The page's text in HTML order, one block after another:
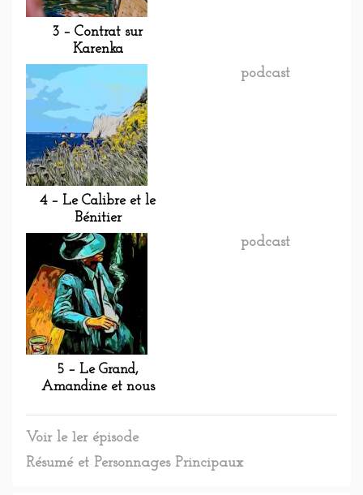
3 – Contrat sur
Karenka
4 – Le Calibre et le
Bénitier
podcast
5 – Le Grand,
Amandine et nous
podcast
Voir le 1er épisode
Résumé et Personnages Principaux